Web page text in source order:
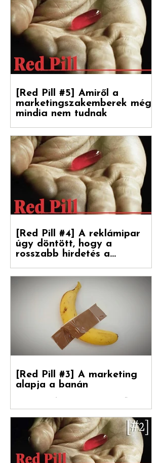
RED PILL
[Red Pill #5] Amiről a
marketingszakemberek még
mindig nem tudnak
Végre magyarul is olvasható a Hogyan
nőnek a márkák 2. része, amely a
Reklámtörténet gondozásában, a Flora
Food Group (korábban: Upfield)...
[Red Pill #4] A reklámipar
úgy döntött, hogy a
rosszabb hirdetés a
boldogulása kulcsa
Folytatódik tovább sorozatunk. Debreceni
Jánossal, a Hogyan nőnek a márkák
fordítójával Kovács Levente (White Rabbit
[Red Pill #3] A marketing
alapja a banán
Debreceni Jánossal , a Hogyan nőnek a
márkák című könyv fordítójával Kovács
Levente [ White Rabbit kreatívigazgató,
Reklámtörténet...